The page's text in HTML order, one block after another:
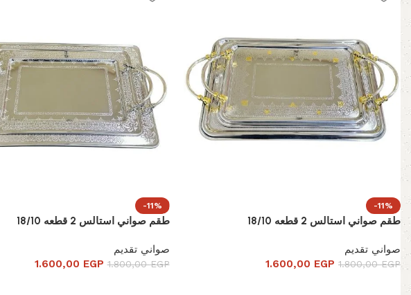
-11%
طقم صواني استالس 2 قطعه 18/10
صواني تقديم
1.800,00EGP
1.600,00 EGP
-11%
طقم صواني استالس 2 قطعه 18/10
صواني تقديم
1.800,00EGP
1.600,00 EGP